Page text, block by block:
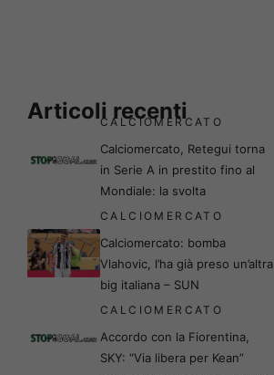
Articoli recenti
CALCIOMERCATO
Calciomercato, Retegui torna
in Serie A in prestito fino al
Mondiale: la svolta
CALCIOMERCATO
Calciomercato: bomba
Vlahovic, l’ha già preso un’altra
big italiana – SUN
CALCIOMERCATO
Accordo con la Fiorentina,
SKY: “Via libera per Kean”